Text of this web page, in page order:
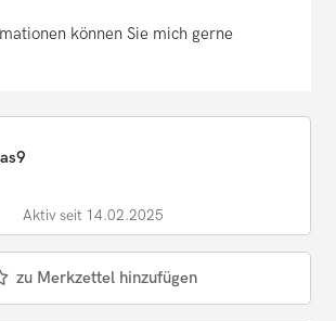
können Sie mich gerne
Aktiv seit 14.02.2025
zu Merkzettel hinzufügen